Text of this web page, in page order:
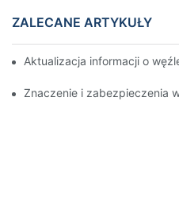
ZALECANE ARTYKUŁY
Aktualizacja informacji o
Znaczenie i zabezpieczenia